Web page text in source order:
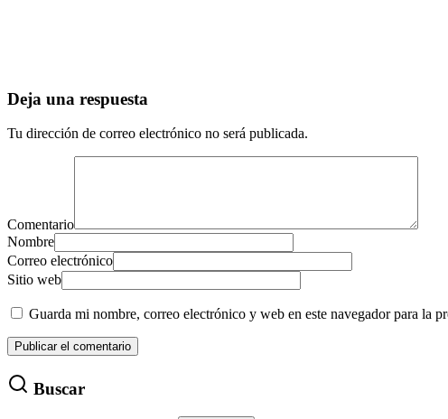
Deja una respuesta
Tu dirección de correo electrónico no será publicada.
Comentario
Nombre
Correo electrónico
Sitio web
Guarda mi nombre, correo electrónico y web en este navegador para la
Buscar